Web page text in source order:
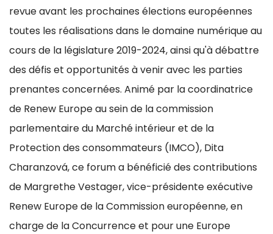
revue avant les prochaines élections européennes
toutes les réalisations dans le domaine numérique au
cours de la législature 2019-2024, ainsi qu'à débattre
des défis et opportunités à venir avec les parties
prenantes concernées. Animé par la coordinatrice
de Renew Europe au sein de la commission
parlementaire du Marché intérieur et de la
Protection des consommateurs (IMCO), Dita
Charanzová, ce forum a bénéficié des contributions
de Margrethe Vestager, vice-présidente exécutive
Renew Europe de la Commission européenne, en
charge de la Concurrence et pour une Europe